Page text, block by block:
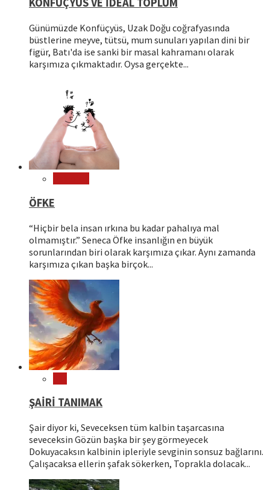
KONFÜÇYÜS VE İDEAL TOPLUM
Günümüzde Konfüçyüs, Uzak Doğu coğrafyasında
büstlerine meyve, tütsü, mum sunuları yapılan dini bir
figür, Batı'da ise sanki bir masal kahramanı olarak
karşımıza çıkmaktadır. Oysa gerçekte...
ÖFKE
“Hiçbir bela insan ırkına bu kadar pahalıya mal
olmamıştır.” Seneca Öfke insanlığın en büyük
sorunlarından biri olarak karşımıza çıkar. Aynı zamanda
karşımıza çıkan başka birçok...
ŞAİRİ TANIMAK
Şair diyor ki, Seveceksen tüm kalbin taşarcasına
seveceksin Gözün başka bir şey görmeyecek
Dokuyacaksın kalbinin ipleriyle sevginin sonsuz bağlarını.
Çalışacaksa ellerin şafak sökerken, Toprakla dolacak...